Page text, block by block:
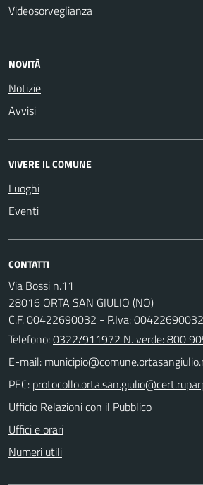
Videosorveglianza
NOVITÀ
Notizie
Avvisi
VIVERE IL COMUNE
Luoghi
Eventi
CONTATTI
Via Bossi n.11
28016 ORTA SAN GIULIO (NO)
C.F. 00422690032 - P.Iva: 00422690032
Telefono:0322/911972 N. verde: 800
E-mail:
PEC:
Ufficio Relazioni con il Pubblico
Uffici e orari
Numeri utili